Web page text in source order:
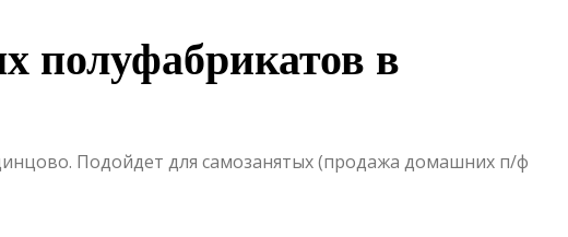
полуфабрикатов в
Подойдет для самозанятых (продажа домашних п/ф